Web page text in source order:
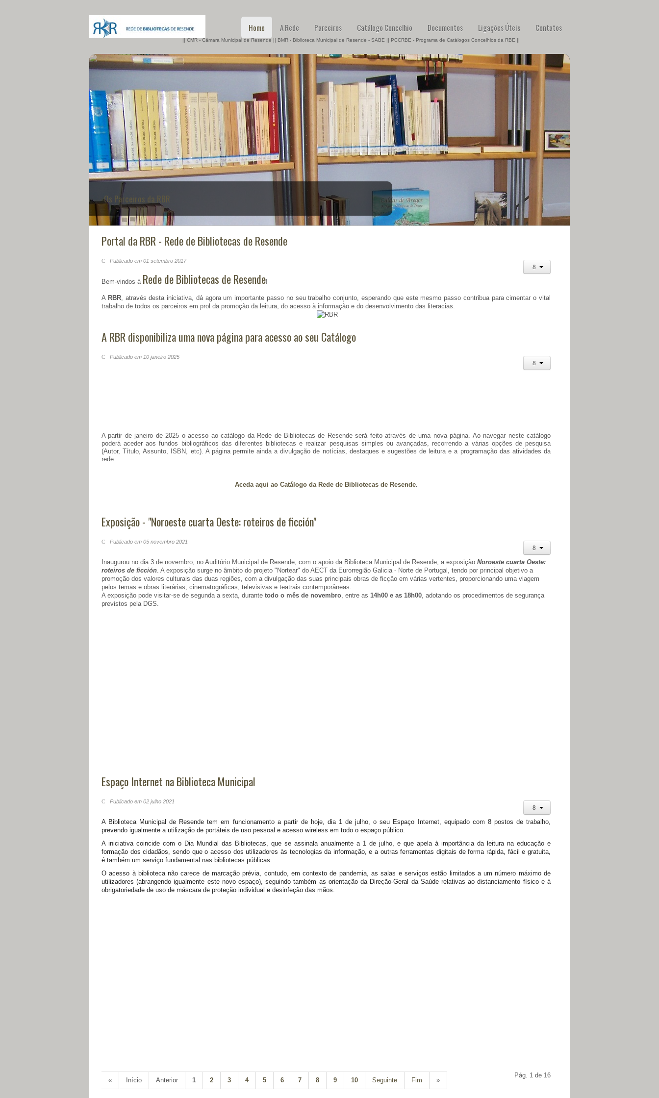
Home A Rede Parceiros Catálogo Concelhio Documentos Ligações Úteis Contatos
|| CMR - Câmara Municipal de Resende || BMR - Biblioteca Municipal de Resende - SABE || PCCRBE - Programa de Catálogos Concelhios da RBE ||
Os Parceiros da RBR
Portal da RBR - Rede de Bibliotecas de Resende
Publicado em 01 setembro 2017
Bem-vindos à Rede de Bibliotecas de Resende!
A RBR, através desta iniciativa, dá agora um importante passo no seu trabalho conjunto, esperando que este mesmo passo contribua para cimentar o vital
trabalho de todos os parceiros em prol da promoção da leitura, do acesso à informação e do desenvolvimento das literacias.
A RBR disponibiliza uma nova página para acesso ao seu Catálogo
Publicado em 10 janeiro 2025
A partir de janeiro de 2025 o acesso ao catálogo da Rede de Bibliotecas de Resende será feito através de uma nova página. Ao navegar neste catálogo
poderá aceder aos fundos bibliográficos das diferentes bibliotecas e realizar pesquisas simples ou avançadas, recorrendo a várias opções de pesquisa
(Autor, Título, Assunto, ISBN, etc). A página permite ainda a divulgação de notícias, destaques e sugestões de leitura e a programação das atividades da
rede.
Aceda aqui ao Catálogo da Rede de Bibliotecas de Resende.
Exposição - "Noroeste cuarta Oeste: roteiros de ficción"
Publicado em 05 novembro 2021
Inaugurou no dia 3 de novembro, no Auditório Municipal de Resende, com o apoio da Biblioteca Municipal de Resende, a exposição Noroeste cuarta Oeste:
roteiros de ficción. A exposição surge no âmbito do projeto "Nortear" do AECT da Eurorregião Galicia - Norte de Portugal, tendo por principal objetivo a
promoção dos valores culturais das duas regiões, com a divulgação das suas principais obras de ficção em várias vertentes, proporcionando uma viagem
pelos temas e obras literárias, cinematográficas, televisivas e teatrais contemporâneas.
A exposição pode visitar-se de segunda a sexta, durante todo o mês de novembro, entre as 14h00 e as 18h00, adotando os procedimentos de segurança
previstos pela DGS.
Espaço Internet na Biblioteca Municipal
Publicado em 02 julho 2021
A Biblioteca Municipal de Resende tem em funcionamento a partir de hoje, dia 1 de julho, o seu Espaço Internet, equipado com 8 postos de trabalho,
prevendo igualmente a utilização de portáteis de uso pessoal e acesso wireless em todo o espaço público.
A iniciativa coincide com o Dia Mundial das Bibliotecas, que se assinala anualmente a 1 de julho, e que apela à importância da leitura na educação e
formação dos cidadãos, sendo que o acesso dos utilizadores às tecnologias da informação, e a outras ferramentas digitais de forma rápida, fácil e gratuita,
é também um serviço fundamental nas bibliotecas públicas.
O acesso à biblioteca não carece de marcação prévia, contudo, em contexto de pandemia, as salas e serviços estão limitados a um número máximo de
utilizadores (abrangendo igualmente este novo espaço), seguindo também as orientação da Direção-Geral da Saúde relativas ao distanciamento físico e à
obrigatoriedade de uso de máscara de proteção individual e desinfeção das mãos.
Pág. 1 de 16
« Início Anterior 1 2 3 4 5 6 7 8 9 10 Seguinte Fim »